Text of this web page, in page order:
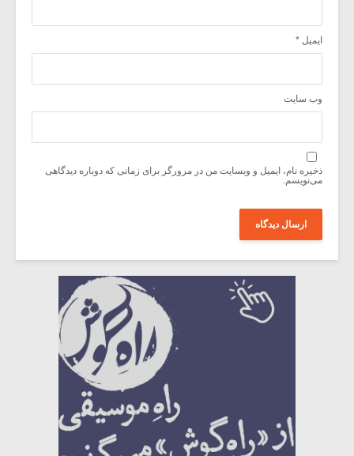
ایمیل *
وب‌ سایت
ذخیره نام، ایمیل و وبسایت من در مرورگر برای زمانی که دوباره دیدگاهی
می‌نویسم.